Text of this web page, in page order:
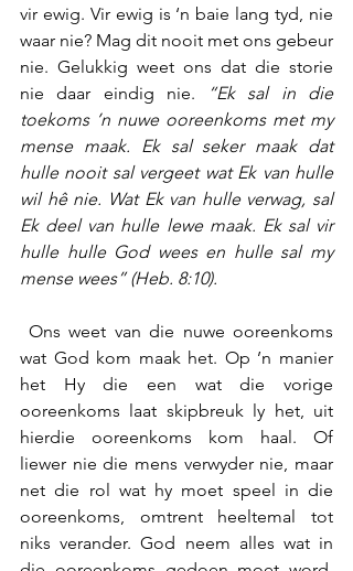
vir ewig. Vir ewig is ‘n baie lang tyd, nie
waar nie? Mag dit nooit met ons gebeur
nie. Gelukkig weet ons dat die storie
nie daar eindig nie.
“Ek sal in die
toekoms ’n nuwe ooreenkoms met my
mense maak. Ek sal seker maak dat
hulle nooit sal vergeet wat Ek van hulle
wil hê nie. Wat Ek van hulle verwag, sal
Ek deel van hulle lewe maak. Ek sal vir
hulle hulle God wees en hulle sal my
mense wees” (Heb. 8:10).
wat God kom maak het. Op ’n manier
het Hy die een wat die vorige
ooreenkoms laat skipbreuk ly het, uit
hierdie ooreenkoms kom haal. Of
liewer nie die mens verwyder nie, maar
net die rol wat hy moet speel in die
ooreenkoms, omtrent heeltemal tot
niks verander. God neem alles wat in